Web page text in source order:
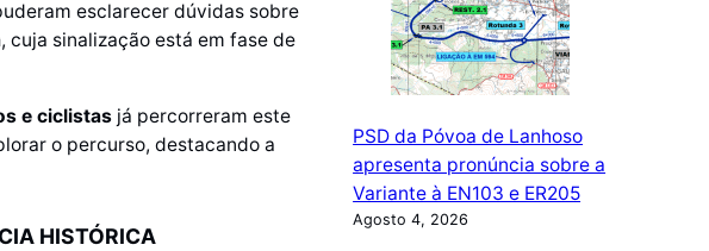
esclarecer dúvidas sobre
, cuja sinalização está em fase de
e ciclistasjá percorreram este
o percurso, destacando a
HISTÓRICA
PSD da Póvoa de Lanhoso
apresenta pronúncia sobre a
Variante à EN103 e ER205
Agosto 4, 2026